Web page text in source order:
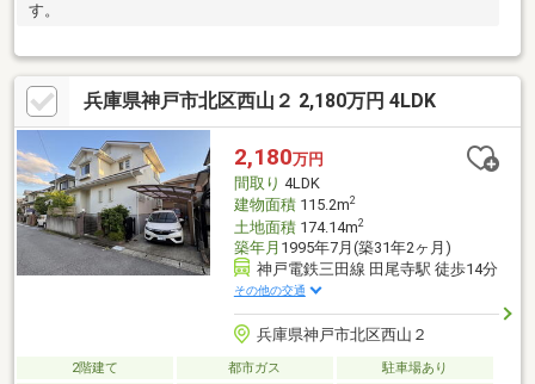
す。
兵庫県神戸市北区西山２ 2,180万円 4LDK
2,180万円
間取り 4LDK
建物面積115.2m2
土地面積174.14m2
築年月 1995年7月(築31年2ヶ月)
神戸電鉄三田線 田尾寺駅 徒歩14分
その他の交通
兵庫県神戸市北区西山２
2階建て 都市ガス
駐車場あり